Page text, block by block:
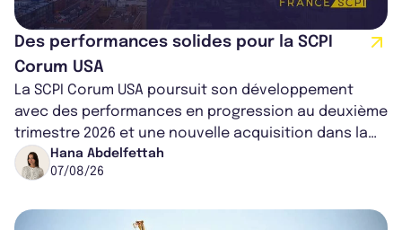
Des performances solides pour la SCPI
Corum USA
La SCPI Corum USA poursuit son développement
avec des performances en progression au deuxième
trimestre 2026 et une nouvelle acquisition dans la
région de Chicago. Entre hausse de...
Hana Abdelfettah
07/08/26